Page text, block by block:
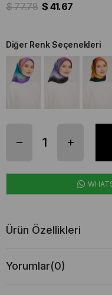
$ 77.78 $ 41.67
Diğer Renk Seçenekleri
Ürün Özellikleri
Yorumlar(0)